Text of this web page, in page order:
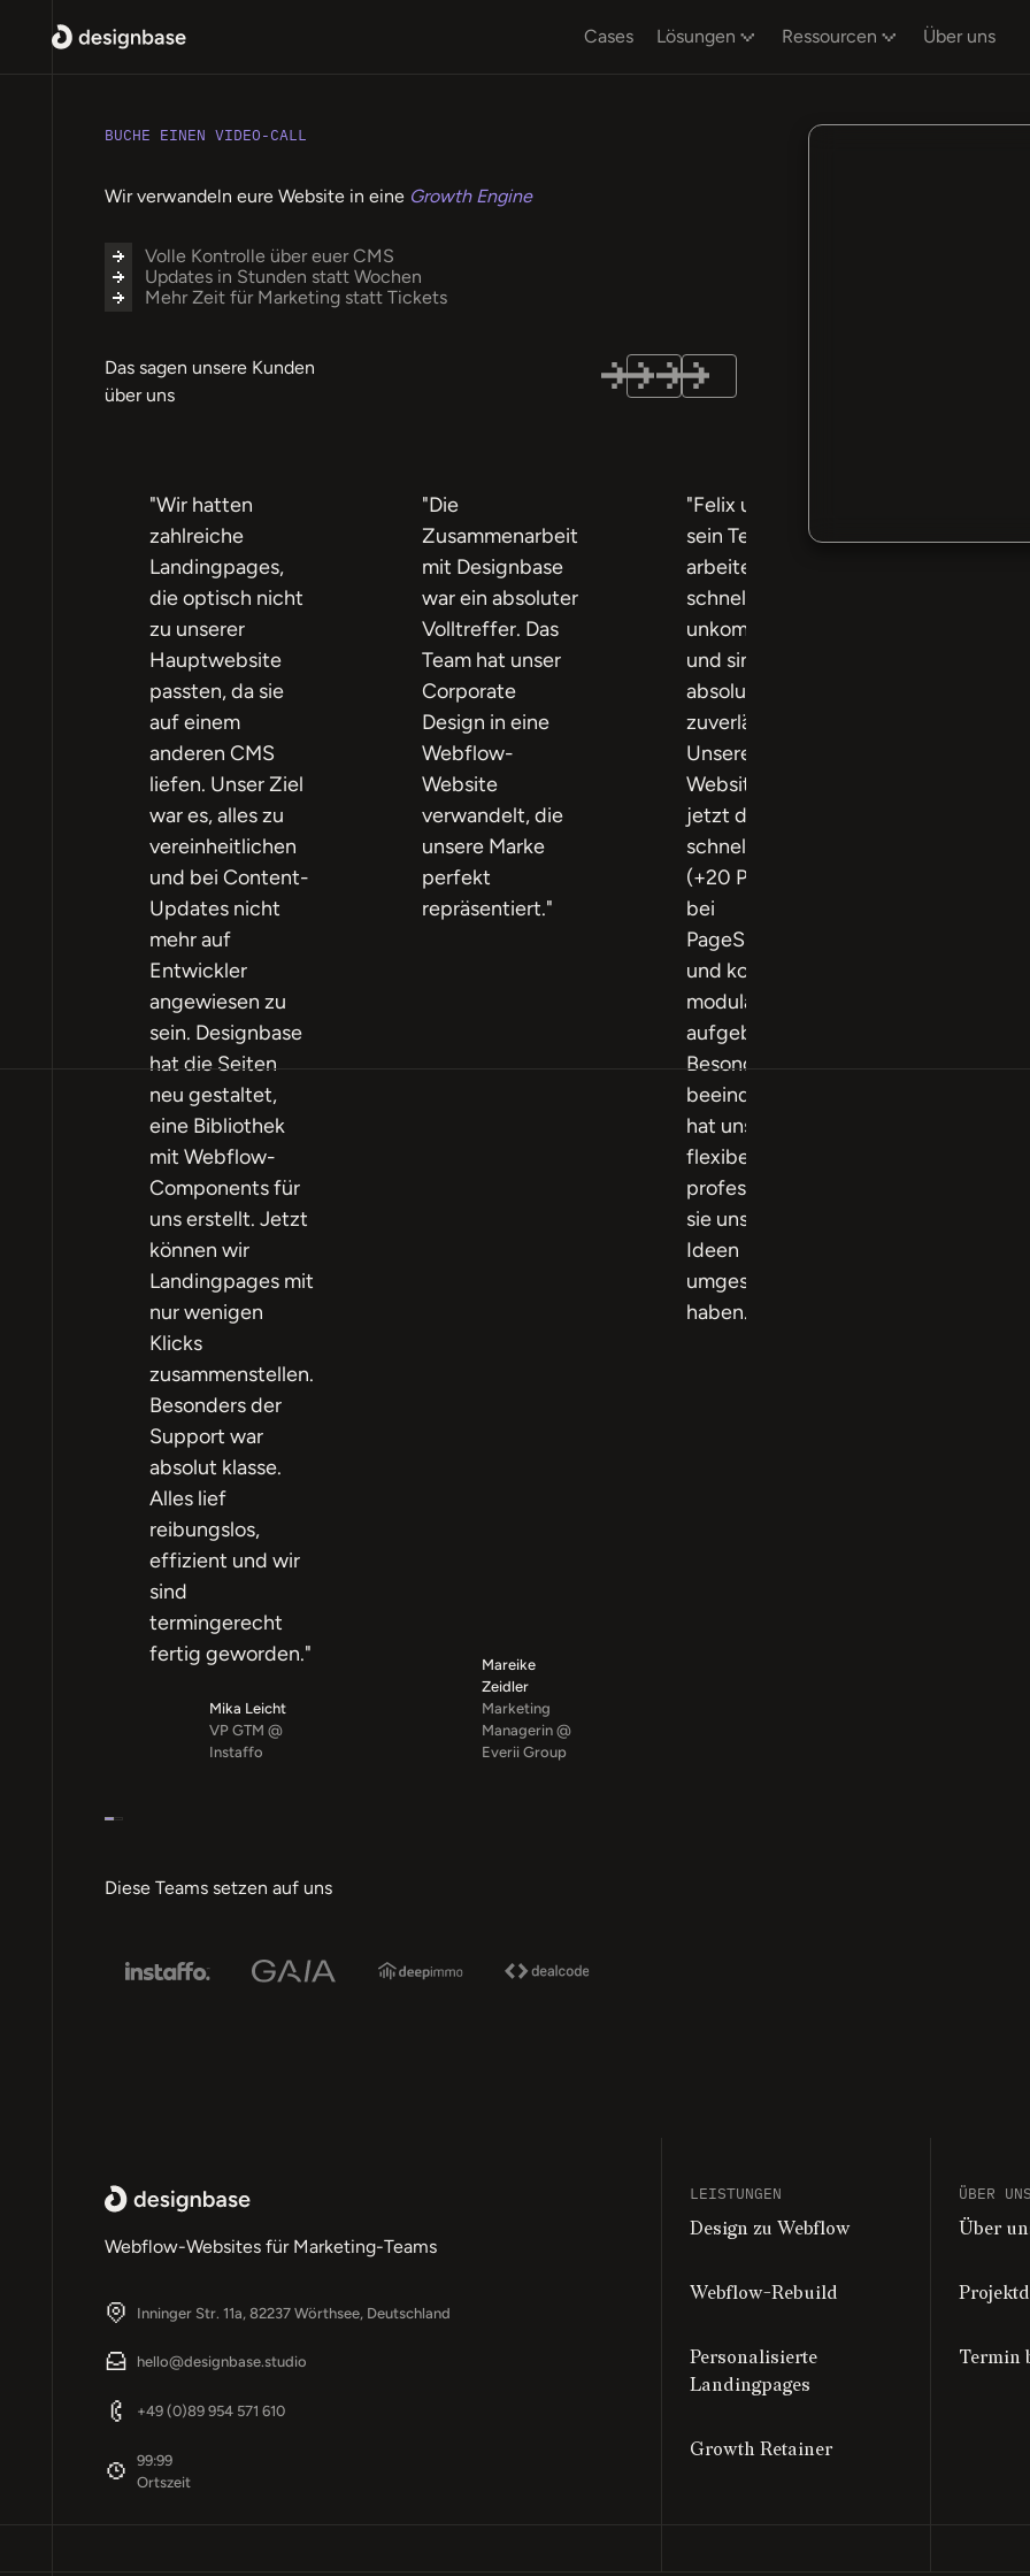
Cases Lösungen Ressourcen Über uns
BUCHE EINEN VIDEO-CALL
Wir verwandeln eure Website in eine Growth Engine
Volle Kontrolle über euer CMS
Updates in Stunden statt Wochen
Mehr Zeit für Marketing statt Tickets
Das sagen unsere Kunden
über uns
"Wir hatten
zahlreiche
Landingpages,
die optisch nicht
zu unserer
Hauptwebsite
passten, da sie
auf einem
anderen CMS
liefen. Unser Ziel
war es, alles zu
vereinheitlichen
und bei Content-
Updates nicht
mehr auf
Entwickler
angewiesen zu
sein. Designbase
hat die Seiten
neu gestaltet,
eine Bibliothek
mit Webflow-
Components für
uns erstellt. Jetzt
können wir
Landingpages mit
nur wenigen
Klicks
zusammenstellen.
Besonders der
Support war
absolut klasse.
Alles lief
reibungslos,
effizient und wir
sind
termingerecht
fertig geworden."
Mika Leicht
VP GTM @
Instaffo
"Die
Zusammenarbeit
mit Designbase
war ein absoluter
Volltreffer. Das
Team hat unser
Corporate
Design in eine
Webflow-
Website
verwandelt, die
unsere Marke
perfekt
repräsentiert."
Mareike
Zeidler
Marketing
Managerin @
Everii Group
"Felix und
sein Team
arbeiten
schnell,
unkompliziert
und sind
absolut
zuverlässig.
Unsere
Website ist
jetzt deutlich
schneller
(+20 Punkte
bei
PageSpeed)
und komplett
modular
aufgebaut.
Besonders
beeindruckt
hat uns, wie
flexibel und
professionell
sie unsere
Ideen
umgesetzt
haben."
Webflow-
Diese Teams setzen auf uns
Fußzeile
Webflow-Websites für Marketing-Teams
Inninger Str. 11a, 82237 Wörthsee, Deutschland
hello@designbase.studio
+49 (0)89 954 571 610
99:99
Ortszeit
LEISTUNGEN
Design zu Webflow
Webflow-Rebuild
Personalisierte
Landingpages
Growth Retainer
ÜBER UNS
Über
Termin